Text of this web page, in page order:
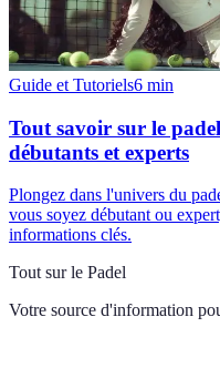
Guide et Tutoriels6 min
Tout savoir sur le
débutants et experts
Plongez dans l'univers du
vous soyez débutant ou
informations clés.
Tout sur le Padel
Votre source d'information